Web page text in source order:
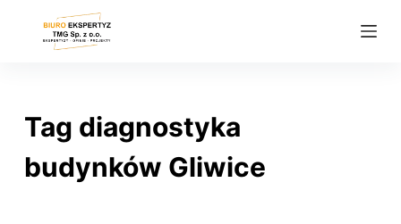
Tag diagnostyka
budynków Gliwice